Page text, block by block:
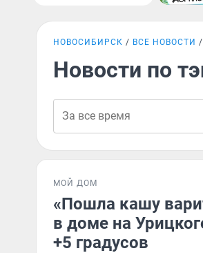
НОВОСИБИРСК ВСЕ НОВОСТИ
Новости по
МОЙ ДОМ
«Пошла кашу
в доме на
+5 градусов